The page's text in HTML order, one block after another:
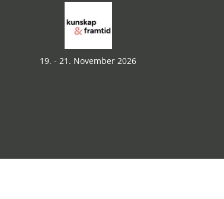
19. - 21. November 2026